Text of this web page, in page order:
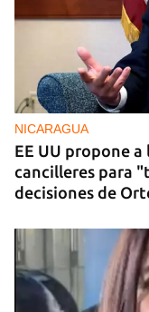
NICARAGUA
EE UU propone a
cancilleres para
decisiones de